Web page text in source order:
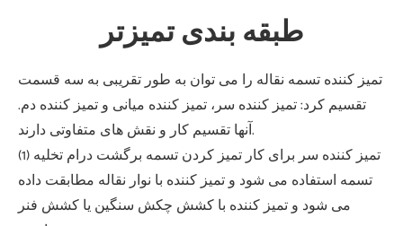
طبقه بندی تمیزتر
تمیز کننده تسمه نقاله را می توان به طور تقریبی به سه قسمت
تقسیم کرد: تمیز کننده سر، تمیز کننده میانی و تمیز کننده دم.
آنها تقسیم کار و نقش های متفاوتی دارند.
(1) تمیز کننده سر برای کار تمیز کردن تسمه برگشت درام تخلیه
تسمه استفاده می شود و تمیز کننده با نوار نقاله مطابقت داده
می شود و تمیز کننده با کشش چکش سنگین یا کشش فنر